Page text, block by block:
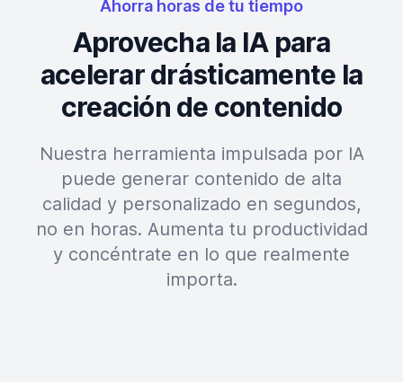
Ahorra horas de tu tiempo
Aprovecha la IA para
acelerar drásticamente la
creación de contenido
Nuestra herramienta impulsada por IA
puede generar contenido de alta
calidad y personalizado en segundos,
no en horas. Aumenta tu productividad
y concéntrate en lo que realmente
importa.